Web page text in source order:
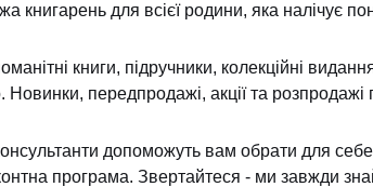
книгарень для всієї родини, яка налічує
книги, підручники, колекційні
Новинки, передпродажі, акції та розпродажі
допоможуть вам обрати для
програма. Звертайтеся - ми завжди